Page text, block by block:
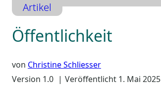
Artikel
Öffentlichkeit
von Christine Schliesser
Version 1.0
Veröffentlicht 1. Mai 2025